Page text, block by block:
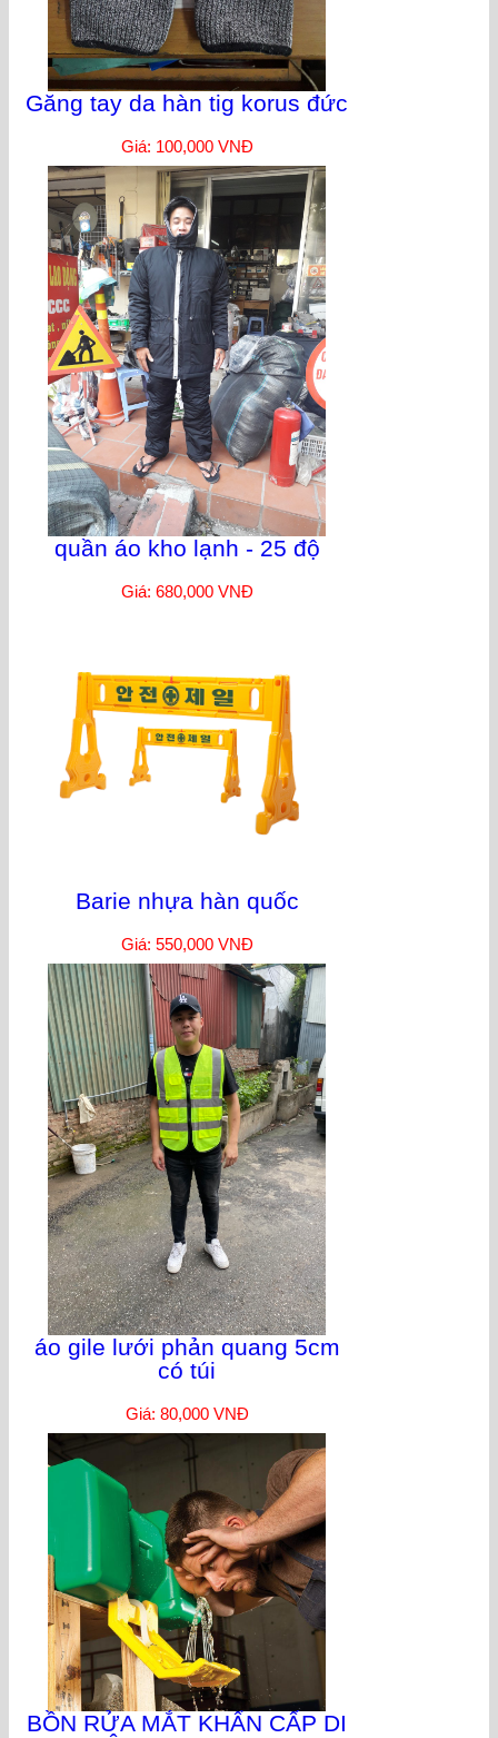
Găng tay da hàn tig korus đức
Giá: 100,000 VNĐ
quần áo kho lạnh - 25 độ
Giá: 680,000 VNĐ
Barie nhựa hàn quốc
Giá: 550,000 VNĐ
áo gile lưới phản quang 5cm
có túi
Giá: 80,000 VNĐ
BỒN RỬA MẮT KHẨN CẤP DI